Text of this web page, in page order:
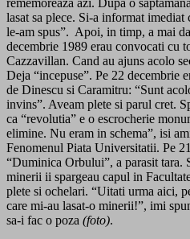
rememoreaza azi. Dupa o
lasat sa plece. Si-a informat
le-am spus”. Apoi, in timp, a mai
decembrie 1989 erau convocati cu
Cazzavillan. Cand au ajuns acolo
Deja “incepuse”. Pe 22 decembrie
de Dinescu si Caramitru: “Sunt
invins”. Aveam plete si parul cret.
ca “revolutia” e o escrocherie
elimine. Nu eram in schema”, isi
Fenomenul Piata Universitatii. Pe
“Duminica Orbului”, a parasit tara.
minerii ii spargeau capul in
plete si ochelari. “Uitati urma aici,
care mi-au lasat-o minerii!”, imi
sa-i fac o poza (foto).